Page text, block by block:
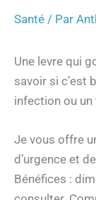
Santé / Par
Une levre qui
savoir si c’est
infection ou
Je vous offre
d’urgence et
Bénéfices :